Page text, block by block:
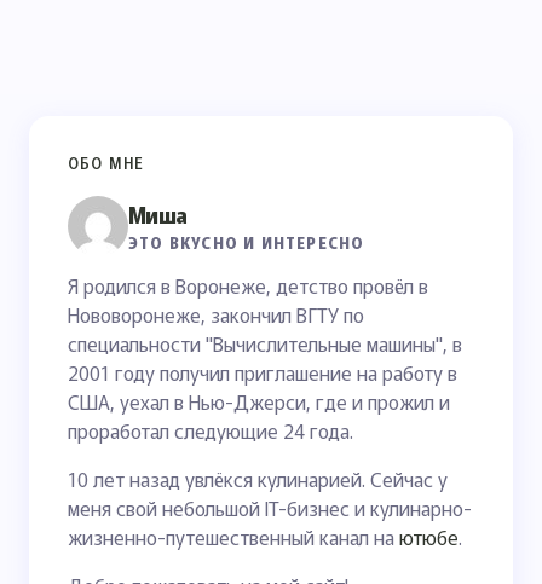
ОБО МНЕ
Миша
ЭТО ВКУСНО И ИНТЕРЕСНО
Я родился в Воронеже, детство провёл в
Нововоронеже, закончил ВГТУ по
специальности "Вычислительные машины", в
2001 году получил приглашение на работу в
США, уехал в Нью-Джерси, где и прожил и
проработал следующие 24 года.
10 лет назад увлёкся кулинарией. Сейчас у
меня свой небольшой IT-бизнес и кулинарно-
жизненно-путешественный канал на ютюбе.